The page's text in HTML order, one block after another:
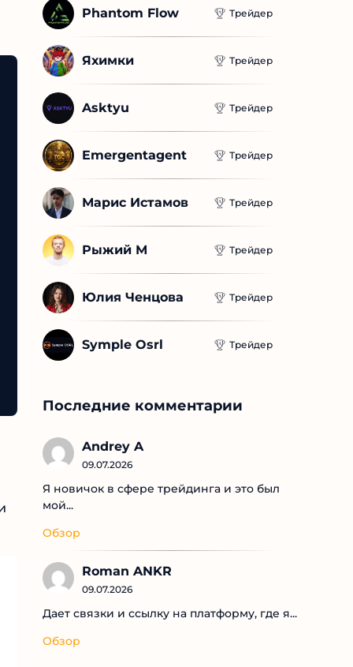
Phantom Flow Трейдер
Яхимки Трейдер
Asktyu Трейдер
Emergentagent Трейдер
Марис Истамов Трейдер
Рыжий М Трейдер
Юлия Ченцова Трейдер
Symple Osrl Трейдер
Последние комментарии
Andrey A
09.07.2026
Я новичок в сфере трейдинга и это был
мой...
Обзор
Roman ANKR
09.07.2026
Дает связки и ссылку на платформу, где я...
Обзор